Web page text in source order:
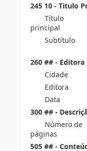
245 10 - Titulo
Título
principal
Subtítulo
260 ## - Editora
Cidade
Editora
Data
300 ## -
Número de
páginas
505 ## -